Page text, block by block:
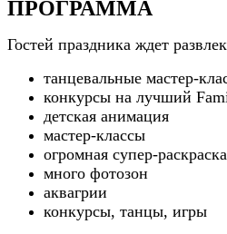
ПРОГРАММА
Гостей праздника ждет
танцевальные мастер-
конкурсы на лучший
детская анимация
мастер-классы
огромная супер-раскраска
много фотозон
аквагрии
конкурсы, танцы, игры